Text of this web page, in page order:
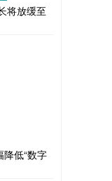
将放缓至
低“数字